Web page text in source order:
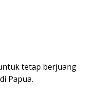
tetap berjuang
Papua.